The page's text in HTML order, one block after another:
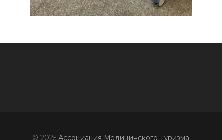
© 2025Ассоциация Медицинского Туризма